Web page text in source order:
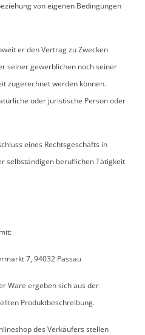
von eigenen Bedingungen
er den Vertrag zu Zwecken
seiner gewerblichen noch seiner
zugerechnet werden können.
oder juristische Person oder
eines Rechtsgeschäfts in
selbständigen beruflichen Tätigkeit
7, 94032 Passau
Ware ergeben sich aus der
Produktbeschreibung.
des Verkäufers stellen